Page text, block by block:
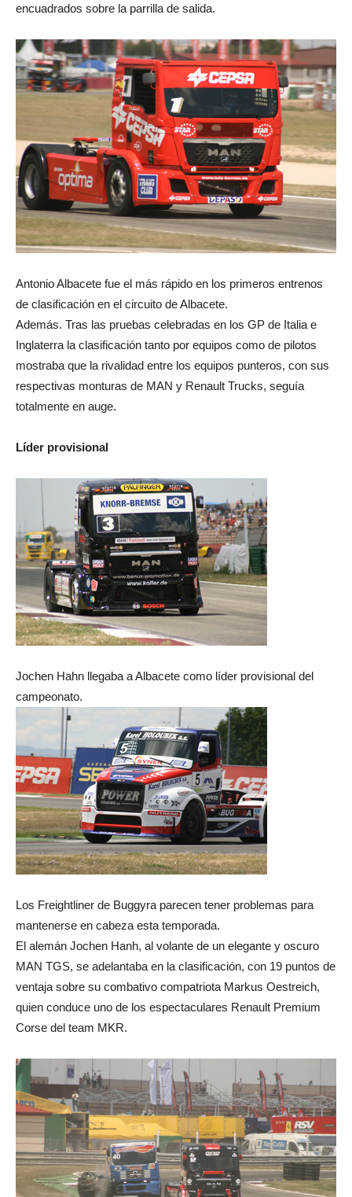
encuadrados sobre la parrilla de salida.
Antonio Albacete fue el más rápido en los primeros entrenos
de clasificación en el circuito de Albacete.
Además. Tras las pruebas celebradas en los GP de Italia e
Inglaterra la clasificación tanto por equipos como de pilotos
mostraba que la rivalidad entre los equipos punteros, con sus
respectivas monturas de MAN y Renault Trucks, seguía
totalmente en auge.
Líder provisional
Jochen Hahn llegaba a Albacete como líder provisional del
campeonato.
Los Freightliner de Buggyra parecen tener problemas para
mantenerse en cabeza esta temporada.
El alemán Jochen Hanh, al volante de un elegante y oscuro
MAN TGS, se adelantaba en la clasificación, con 19 puntos de
ventaja sobre su combativo compatriota Markus Oestreich,
quien conduce uno de los espectaculares Renault Premium
Corse del team MKR.